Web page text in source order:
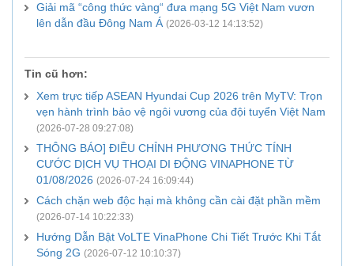
Giải mã “công thức vàng“ đưa mạng 5G Việt Nam vươn
lên dẫn đầu Đông Nam Á (2026-03-12 14:13:52)
Tin cũ hơn:
Xem trực tiếp ASEAN Hyundai Cup 2026 trên MyTV: Trọn
vẹn hành trình bảo vệ ngôi vương của đội tuyển Việt Nam
(2026-07-28 09:27:08)
THÔNG BÁO] ĐIỀU CHỈNH PHƯƠNG THỨC TÍNH
CƯỚC DỊCH VỤ THOẠI DI ĐỘNG VINAPHONE TỪ
01/08/2026 (2026-07-24 16:09:44)
Cách chặn web độc hại mà không cần cài đặt phần mềm
(2026-07-14 10:22:33)
Hướng Dẫn Bật VoLTE VinaPhone Chi Tiết Trước Khi Tắt
Sóng 2G (2026-07-12 10:10:37)